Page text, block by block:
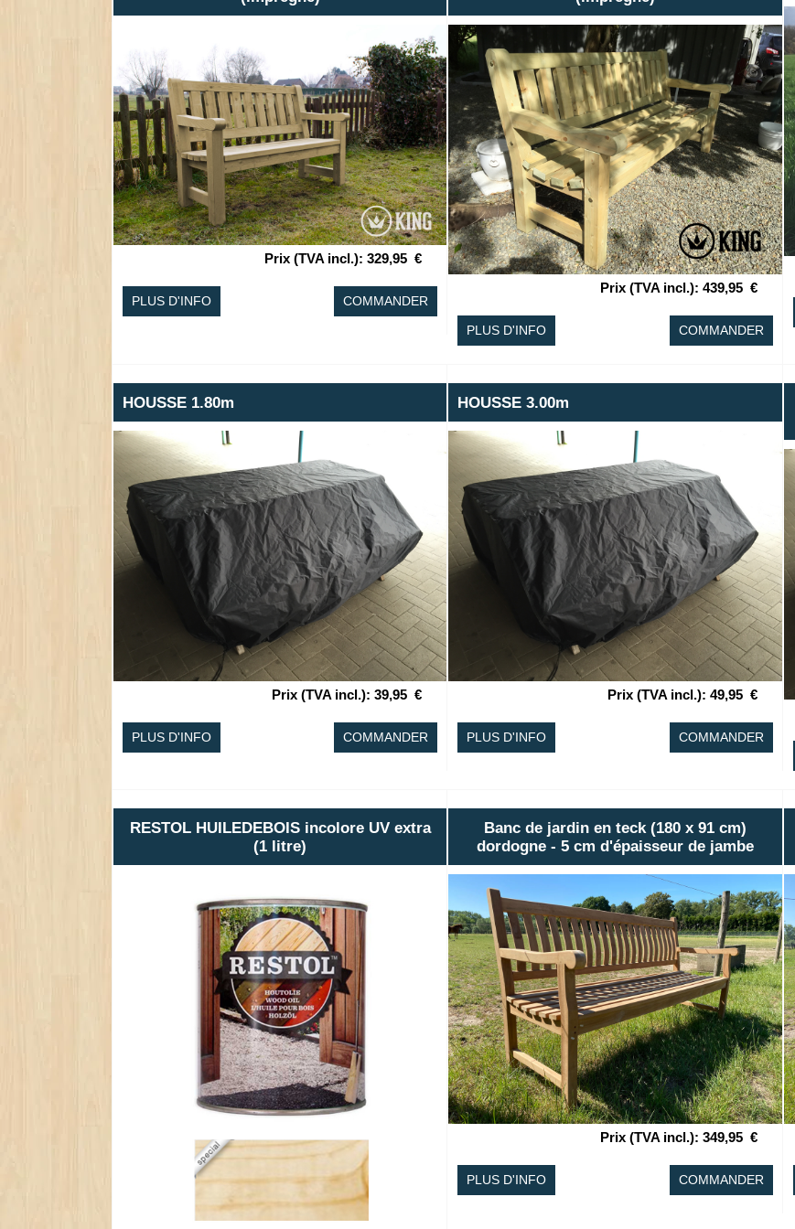
Prix (TVA incl.):329,95 €
PLUS D'INFO COMMANDER
Prix (TVA incl.): 439,95 €
PLUS D'INFO COMMANDER
HOUSSE 1.80m
Prix (TVA incl.):39,95 €
PLUS D'INFO COMMANDER
HOUSSE 3.00m
Prix (TVA incl.): 49,95 €
PLUS D'INFO COMMANDER
RESTOL HUILEDEBOIS incolore UV extra
(1 litre)
Banc de jardin en teck (180 x 91 cm)
dordogne - 5 cm d'épaisseur de jambe
Prix (TVA incl.): 349,95 €
PLUS D'INFO COMMANDER